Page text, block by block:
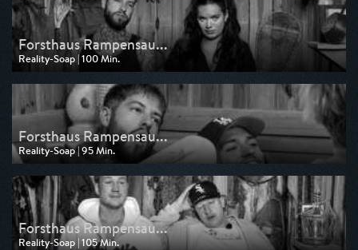
Forsthaus Rampensau...
Reality-Soap | 100 Min.
Ausgestrahlt von Pro 7
am 27.03.2026, 00:55
Forsthaus Rampensau...
Reality-Soap | 95 Min.
Ausgestrahlt von Pro 7
am 20.03.2026, 01:00
Forsthaus Rampensau...
Reality-Soap | 105 Min.